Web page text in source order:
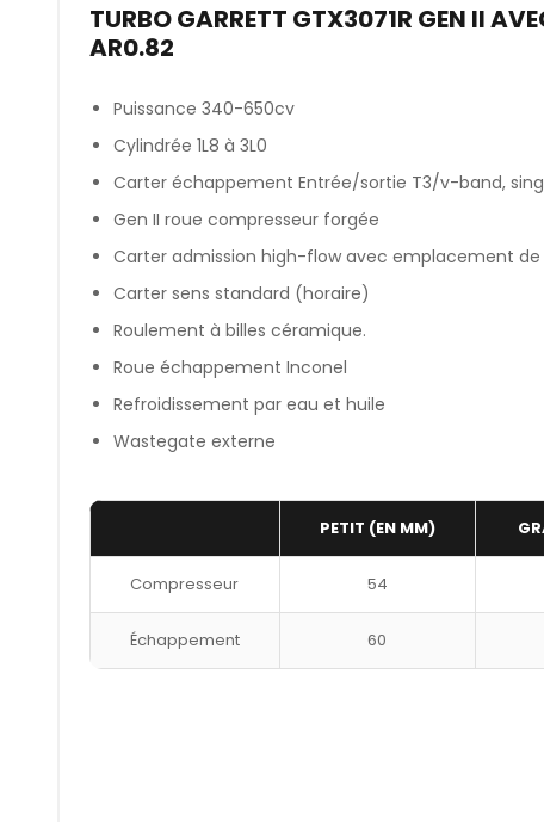
TURBO GARRETT GTX3071R GEN II
AR0.82
Puissance 340-650cv
Cylindrée 1L8 à 3L0
Carter échappement Entrée/sortie T3/v-band,
Gen II roue compresseur forgée
Carter admission high-flow avec emplacement de
Carter sens standard (horaire)
Roulement à billes céramique.
Roue échappement Inconel
Refroidissement par eau et huile
Wastegate externe
PETIT (EN MM)
Compresseur 54
Échappement 60